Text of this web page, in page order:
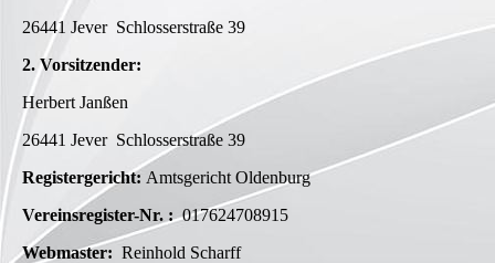
26441 Jever Schlosserstraße 39
2. Vorsitzender:
Herbert Janßen
26441 Jever Schlosserstraße 39
Registergericht: Amtsgericht Oldenburg
Vereinsregister-Nr. :017624708915
Webmaster: Reinhold Scharff